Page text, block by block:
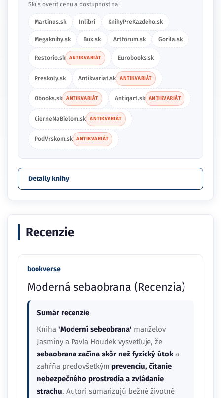
Skús overiť cenu a dostupnosť na:
Martinus.sk Inlibri KnihyPreKazdeho.sk
Megaknihy.sk Bux.sk Artforum.sk Gorila.sk
Restorio.sk ANTIKVARIÁT Eurobooks.sk
Preskoly.sk Antikvariat.sk ANTIKVARIÁT
Obooks.sk ANTIKVARIÁT Antiqart.sk ANTIKVARIÁT
CierneNaBielom.sk ANTIKVARIÁT
PodVrskom.sk ANTIKVARIÁT
Detaily knihy
Recenzie
bookverse
Moderná sebaobrana (Recenzia)
Sumár recenzie
Kniha 'Moderní sebeobrana' manželov
Jasmíny a Pavla Houdek vysvetľuje, že
sebaobrana začína skôr než fyzický útok a
zahŕňa predovšetkým prevenciu, čítanie
nebezpečného prostredia a zvládanie
strachu. Autori sumarizujú bežné životné